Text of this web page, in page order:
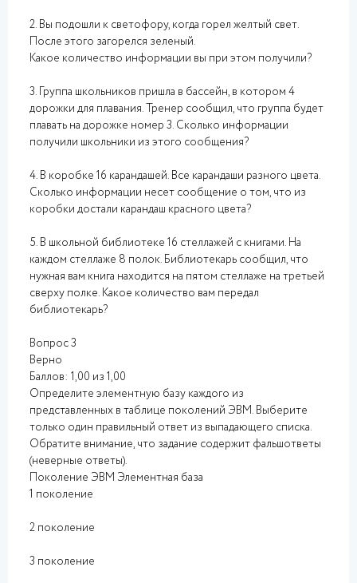
2. Вы подошли к светофору, когда горел желтый свет.
После этого загорелся зеленый.
Какое количество информации вы при этом получили?
3. Группа школьников пришла в бассейн, в котором 4
дорожки для плавания. Тренер сообщил, что группа будет
плавать на дорожке номер 3. Сколько информации
получили школьники из этого сообщения?
4. В коробке 16 карандашей. Все карандаши разного цвета.
Сколько информации несет сообщение о том, что из
коробки достали карандаш красного цвета?
5. В школьной библиотеке 16 стеллажей с книгами. На
каждом стеллаже 8 полок. Библиотекарь сообщил, что
нужная вам книга находится на пятом стеллаже на третьей
сверху полке. Какое количество вам передал
библиотекарь?
Вопрос 3
Верно
Баллов: 1,00 из 1,00
Определите элементную базу каждого из
представленных в таблице поколений ЭВМ. Выберите
только один правильный ответ из выпадающего списка.
Обратите внимание, что задание содержит фальшответы
(неверные ответы).
Поколение ЭВМ Элементная база
1 поколение
2 поколение
3 поколение